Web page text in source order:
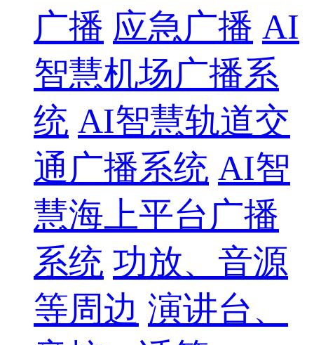
广播 应急广播 AI
智慧机场广播系
统 AI智慧轨道交
通广播系统 AI智
慧海上平台广播
系统 功放、音源
等周边 演讲台、